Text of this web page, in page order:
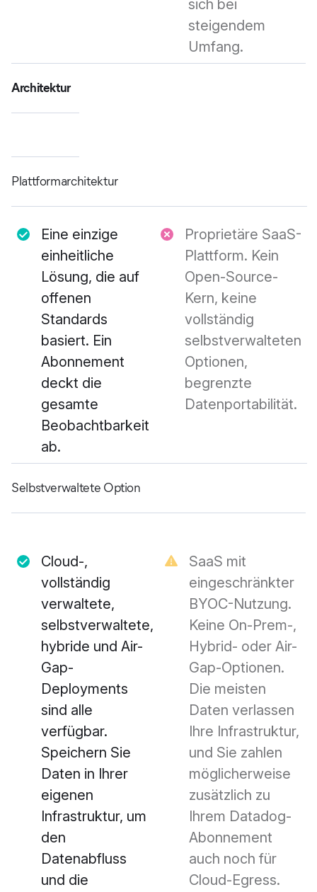
sich bei
steigendem
Umfang.
Architektur
Plattformarchitektur
Eine einzige
einheitliche
Lösung, die auf
offenen
Standards
basiert. Ein
Abonnement
deckt die
gesamte
Beobachtbarkeit
ab.
Proprietäre SaaS-
Plattform. Kein
Open-Source-
Kern, keine
vollständig
selbstverwalteten
Optionen,
begrenzte
Datenportabilität.
Selbstverwaltete Option
Cloud-,
vollständig
verwaltete,
selbstverwaltete,
hybride und Air-
Gap-
Deployments
sind alle
verfügbar.
Speichern Sie
Daten in Ihrer
eigenen
Infrastruktur, um
den
Datenabfluss
und die
SaaS mit
eingeschränkter
BYOC-Nutzung.
Keine On-Prem-,
Hybrid- oder Air-
Gap-Optionen.
Die meisten
Daten verlassen
Ihre Infrastruktur,
und Sie zahlen
möglicherweise
zusätzlich zu
Ihrem Datadog-
Abonnement
auch noch für
Cloud-Egress.